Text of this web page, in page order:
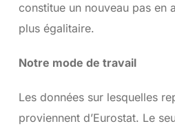
constitue un nouveau pas en
plus égalitaire.
Notre mode de travail
Les données sur lesquelles
proviennent d’Eurostat. Le